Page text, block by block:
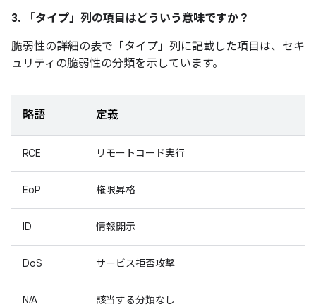
3. 「タイプ」 列の項目はどういう意味ですか？
脆弱性の詳細の表で「タイプ」 列に記載した項目は、セキ
ュリティの脆弱性の分類を示しています。
略語 定義
RCE リモートコード実行
EoP 権限昇格
ID 情報開示
DoS サービス拒否攻撃
N/A 該当する分類なし